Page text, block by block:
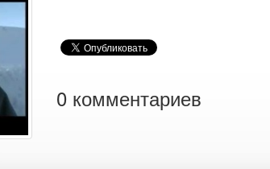
0 комментариев